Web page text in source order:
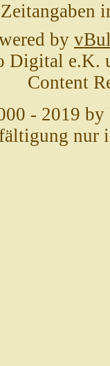
by
e.K.
Content
- 2019 by
nur